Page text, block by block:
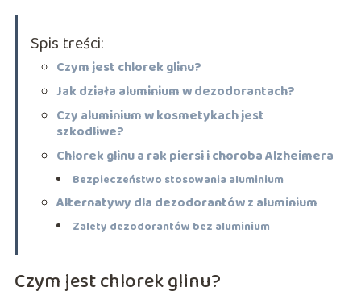
Spis treści:
Czym jest chlorek glinu?
Jak działa aluminium w dezodorantach?
Czy aluminium w kosmetykach jest
szkodliwe?
Chlorek glinu a rak piersi i choroba Alzheimera
Bezpieczeństwo stosowania aluminium
Alternatywy dla dezodorantów z aluminium
Zalety dezodorantów bez aluminium
Czym jest chlorek glinu?